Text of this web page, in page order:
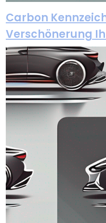
Carbon
Verschönerung